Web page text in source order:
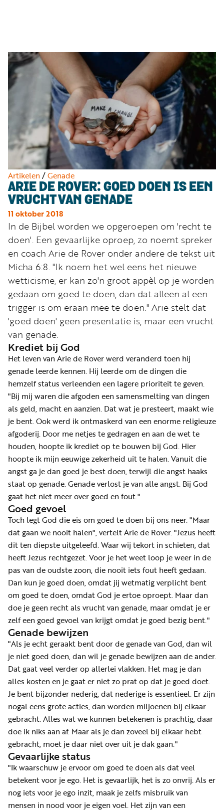
Artikelen/Genade
ARIE DE ROVER: GOED DOEN IS EEN
VRUCHT VAN GENADE
11 oktober 2018
In de Bijbel worden we opgeroepen om 'recht te
doen'. Een gevaarlijke oproep, zo noemt spreker
en coach Arie de Rover onder andere de tekst uit
Micha 6:8. "Ik noem het wel eens het nieuwe
wetticisme, er kan zo'n groot appèl op je worden
gedaan om goed te doen, dan dat alleen al een
trigger is om eraan mee te doen." Arie stelt dat
'goed doen' geen presentatie is, maar een vrucht
van genade.
Krediet bij God
Het leven van Arie de Rover werd veranderd toen hij
genade leerde kennen. Hij leerde om de dingen die
hemzelf status verleenden een lagere prioriteit te geven.
"Bij mij waren die afgoden een samensmelting van dingen
als geld, macht en aanzien. Dat wat je presteert, maakt wie
je bent. Ook werd ik ontmaskerd van een enorme religieuze
afgoderij. Door me netjes te gedragen en aan de wet te
houden, hoopte ik krediet op te bouwen bij God. Hier
hoopte ik mijn eeuwige zekerheid uit te halen. Vanuit die
angst ga je dan goed je best doen, terwijl die angst haaks
staat op genade. Genade verlost je van alle angst. Bij God
gaat het niet meer over goed en fout."
Goed gevoel
Toch legt God die eis om goed te doen bij ons neer. "Maar
dat gaan we nooit halen", vertelt Arie de Rover. "Jezus heeft
dit ten diepste uitgeleefd. Waar wij tekort in schieten, dat
heeft Jezus rechtgezet. Voor je het weet loop je weer in de
pas van de oudste zoon, die nooit iets fout heeft gedaan.
Dan kun je goed doen, omdat jij wetmatig verplicht bent
om goed te doen, omdat God je ertoe oproept. Maar dan
doe je geen recht als vrucht van genade, maar omdat je er
zelf een goed gevoel van krijgt omdat je goed bezig bent."
Genade bewijzen
"Als je echt geraakt bent door de genade van God, dan wil
je niet goed doen, dan wil je genade bewijzen aan de ander.
Dat gaat veel verder op allerlei vlakken. Het mag je dan
alles kosten en je gaat er niet zo prat op dat je goed doet.
Je bent bijzonder nederig, dat nederige is essentieel. Er zijn
nogal eens grote acties, dan worden miljoenen bij elkaar
gebracht. Alles wat we kunnen betekenen is prachtig, daar
doe ik niks aan af. Maar als je dan zoveel bij elkaar hebt
gebracht, moet je daar niet over uit je dak gaan."
Gevaarlijke status
"Ik waarschuw je ervoor om goed te doen als dat veel
betekent voor je ego. Het is gevaarlijk, het is zo onvrij. Als er
nog iets voor je ego inzit, maak je zelfs misbruik van
mensen in nood voor je eigen voel. Het zijn van een
Podcasts
Muziek
Kanalen
Steun
onze
missie
Info
Word
nu
vriend
Businessclub
Adverteren
Winkel
Privacy
reglement
Algemene
voorwaarden